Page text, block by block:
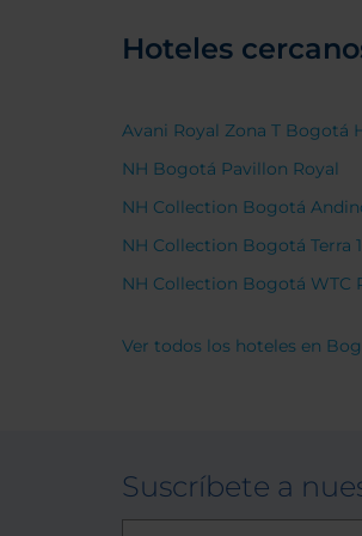
Hoteles
Avani Royal Zona T Bogotá
NH Bogotá Pavillon Royal
NH Collection Bogotá
NH Collection Bogotá Terra
NH Collection Bogotá WTC
Ver todos los hoteles en
Suscríbete a